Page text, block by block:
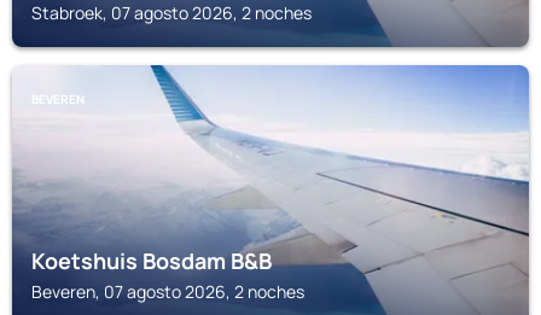
Stabroek, 07 agosto 2026, 2 noches
BEVEREN
Koetshuis Bosdam B&B
Beveren, 07 agosto 2026, 2 noches